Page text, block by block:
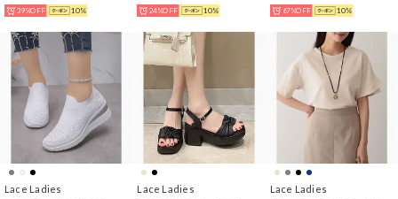
39%OFF 10% 24%OFF 10% 67%OFF 10%
Lace Ladies Lace Ladies Lace Ladies